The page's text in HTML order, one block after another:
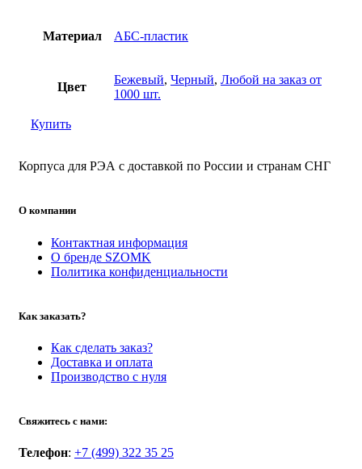
Материал АБС-пластик
Цвет
Бежевый, Черный, Любой на заказ от
1000 шт.
Купить
Корпуса для РЭА с доставкой по России и странам СНГ
О компании
Контактная информация
О бренде SZOMK
Политика конфиденциальности
Как заказать?
Как сделать заказ?
Доставка и оплата
Производство с нуля
Свяжитесь с нами:
Телефон: +7 (499) 322 35 25